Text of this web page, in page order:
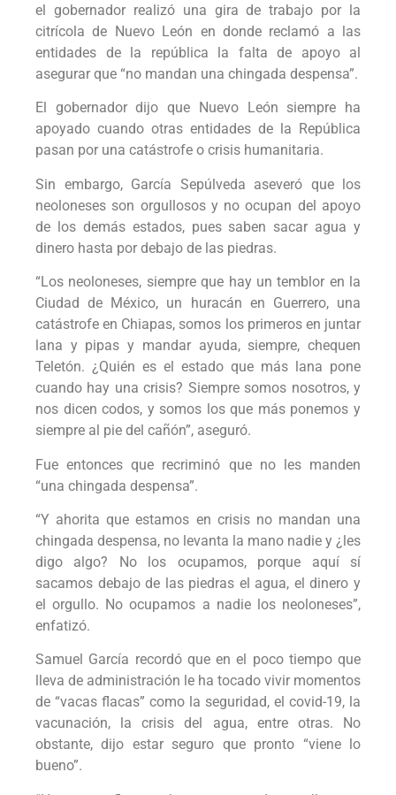
el gobernador realizó una gira de trabajo por la
citrícola de Nuevo León en donde reclamó a las
entidades de la república la falta de apoyo al
asegurar que “no mandan una chingada despensa”.
El gobernador dijo que Nuevo León siempre ha
apoyado cuando otras entidades de la República
pasan por una catástrofe o crisis humanitaria.
Sin embargo, García Sepúlveda aseveró que los
neoloneses son orgullosos y no ocupan del apoyo
de los demás estados, pues saben sacar agua y
dinero hasta por debajo de las piedras.
“Los neoloneses, siempre que hay un temblor en la
Ciudad de México, un huracán en Guerrero, una
catástrofe en Chiapas, somos los primeros en juntar
lana y pipas y mandar ayuda, siempre, chequen
Teletón. ¿Quién es el estado que más lana pone
cuando hay una crisis? Siempre somos nosotros, y
nos dicen codos, y somos los que más ponemos y
siempre al pie del cañón”, aseguró.
Fue entonces que recriminó que no les manden
“una chingada despensa”.
“Y ahorita que estamos en crisis no mandan una
chingada despensa, no levanta la mano nadie y ¿les
digo algo? No los ocupamos, porque aquí sí
sacamos debajo de las piedras el agua, el dinero y
el orgullo. No ocupamos a nadie los neoloneses”,
enfatizó.
Samuel García recordó que en el poco tiempo que
lleva de administración le ha tocado vivir momentos
de “vacas flacas” como la seguridad, el covid-19, la
vacunación, la crisis del agua, entre otras. No
obstante, dijo estar seguro que pronto “viene lo
bueno”.